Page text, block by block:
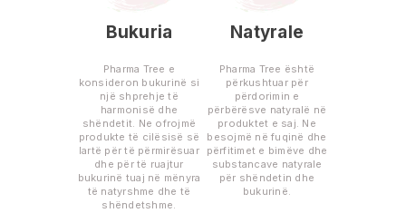
Bukuria
Pharma Tree e
konsideron bukurinë si
një shprehje të
harmonisë dhe
shëndetit. Ne ofrojmë
produkte të cilësisë së
lartë për të përmirësuar
dhe për të ruajtur
bukurinë tuaj në mënyra
të natyrshme dhe të
shëndetshme.
Natyrale
Pharma Tree është
përkushtuar për
përdorimin e
përbërësve natyralë në
produktet e saj. Ne
besojmë në fuqinë dhe
përfitimet e bimëve dhe
substancave natyrale
për shëndetin dhe
bukurinë.